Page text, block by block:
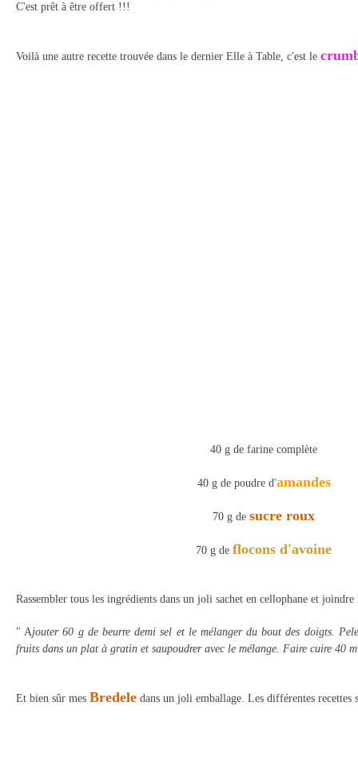
C'est prêt à être offert !!!
Voilà une autre recette trouvée dans le dernier Elle à Table, c'est le
40 g de farine complète
40 g de poudre d'amandes
70 g de sucre roux
70 g de flocons d'avoine
Rassembler tous les ingrédients dans un joli sachet en cellophane et
" Ajouter 60 g de beurre demi sel et le mélanger du bout des doigts.
fruits dans un plat à gratin et saupoudrer avec le mélange. Faire cuire 40
Et bien sûr mes Bredele dans un joli emballage. Les différentes recettes